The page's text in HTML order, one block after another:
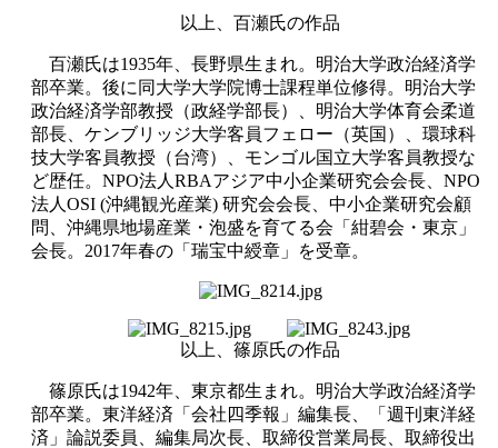
以上、百瀬氏の作品
百瀬氏は1935年、長野県生まれ。明治大学政治経済学
部卒業。後に同大学大学院博士課程単位修得。明治大学
政治経済学部教授（政経学部長）、明治大学体育会柔道
部長、ケンブリッジ大学客員フェロー（英国）、環球科
技大学客員教授（台湾）、モンゴル国立大学客員教授な
ど歴任。NPO法人RBAアジア中小企業研究会会長、NPO
法人OSI (沖縄観光産業) 研究会会長、中小企業研究会顧
問、沖縄県地場産業・泡盛を育てる会「紺碧会・東京」
会長。2017年春の「瑞宝中綬章」を受章。
以上、篠原氏の作品
篠原氏は1942年、東京都生まれ。明治大学政治経済学
部卒業。東洋経済「会社四季報」編集長、「週刊東洋経
済」論説委員、編集局次長、取締役営業局長、取締役出